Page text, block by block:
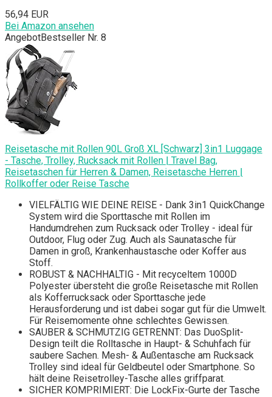
56,94 EUR
Bei Amazon ansehen
AngebotBestseller Nr. 8
Reisetasche mit Rollen 90L Groß XL [Schwarz] 3in1 Luggage
- Tasche, Trolley, Rucksack mit Rollen | Travel Bag,
Reisetaschen für Herren & Damen, Reisetasche Herren |
Rollkoffer oder Reise Tasche
VIELFÄLTIG WIE DEINE REISE - Dank 3in1 QuickChange
System wird die Sporttasche mit Rollen im
Handumdrehen zum Rucksack oder Trolley - ideal für
Outdoor, Flug oder Zug. Auch als Saunatasche für
Damen in groß, Krankenhaustasche oder Koffer aus
Stoff.
ROBUST & NACHHALTIG - Mit recyceltem 1000D
Polyester übersteht die große Reisetasche mit Rollen
als Kofferrucksack oder Sporttasche jede
Herausforderung und ist dabei sogar gut für die Umwelt.
Für Reisemomente ohne schlechtes Gewissen.
SAUBER & SCHMUTZIG GETRENNT: Das DuoSplit-
Design teilt die Rolltasche in Haupt- & Schuhfach für
saubere Sachen. Mesh- & Außentasche am Rucksack
Trolley sind ideal für Geldbeutel oder Smartphone. So
hält deine Reisetrolley-Tasche alles griffparat.
SICHER KOMPRIMIERT: Die LockFix-Gurte der Tasche